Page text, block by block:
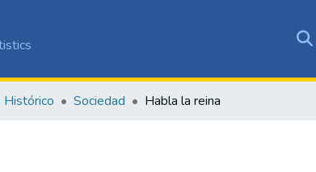
Sociedad Habla la reina